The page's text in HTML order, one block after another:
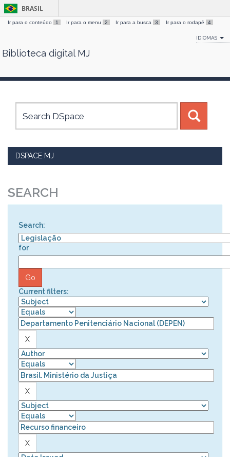
Skip
BRASIL
Ir para o conteúdo 1 Ir para o menu 2 Ir para a busca 3 Ir para o rodapé 4
IDIOMAS
Biblioteca digital MJ
DSPACE MJ
SEARCH
Search:
for
Current filters: